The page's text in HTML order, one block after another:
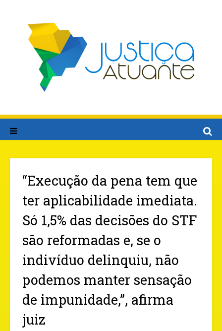
“Execução da pena tem que
ter aplicabilidade imediata.
Só 1,5% das decisões do STF
são reformadas e, se o
indivíduo delinquiu, não
podemos manter sensação
de impunidade,”, afirma
juiz